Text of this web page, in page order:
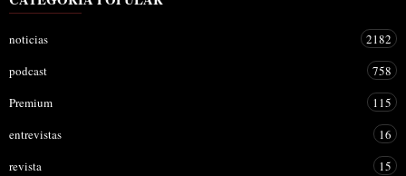
noticias
2182
podcast
758
Premium
115
entrevistas
16
revista
15